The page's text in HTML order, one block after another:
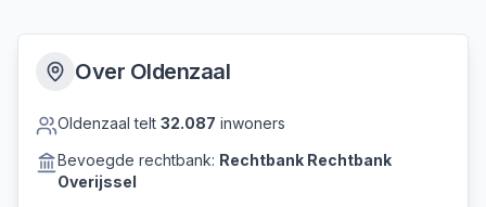
Over Oldenzaal
Oldenzaal telt 32.087 inwoners
Bevoegde rechtbank: Rechtbank Rechtbank
Overijssel